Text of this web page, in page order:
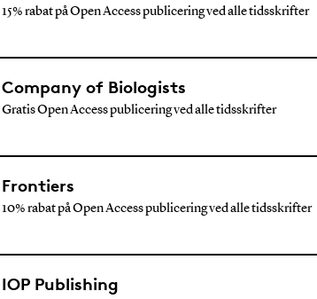
15% rabat på Open Access publicering ved alle tidsskrifter
Company of Biologists
Gratis Open Access publicering ved alle tidsskrifter
Frontiers
10% rabat på Open Access publicering ved alle tidsskrifter
IOP Publishing